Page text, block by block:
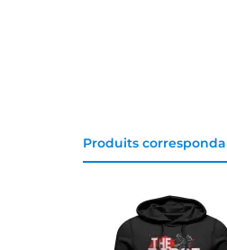
Produits